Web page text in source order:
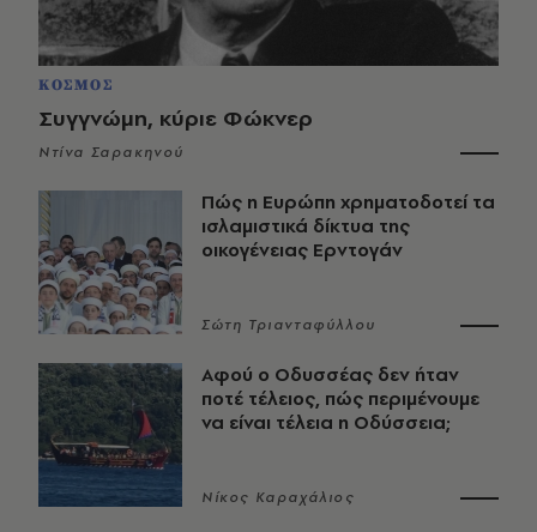
ΚΟΣΜΟΣ
Συγγνώμη, κύριε Φώκνερ
Ντίνα Σαρακηνού
Πώς η Ευρώπη χρηματοδοτεί τα
ισλαμιστικά δίκτυα της
οικογένειας Ερντογάν
Σώτη Τριανταφύλλου
Αφού ο Οδυσσέας δεν ήταν
ποτέ τέλειος, πώς περιμένουμε
να είναι τέλεια η Οδύσσεια;
Νίκος Καραχάλιος